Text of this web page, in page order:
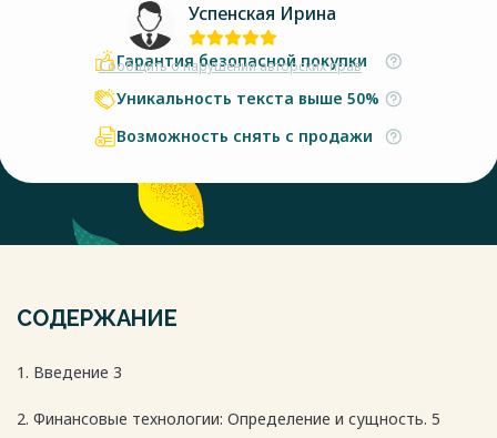
Успенская Ирина
Сообщить о нарушении авторских прав
Гарантия безопасной покупки
Уникальность текста выше 50%
Возможность снять с продажи
СОДЕРЖАНИЕ
1. Введение 3
2. Финансовые технологии: Определение и сущность. 5